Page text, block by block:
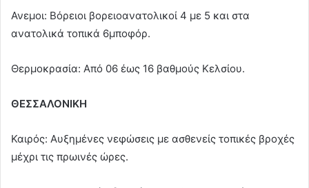
Ανεμοι: Βόρειοι βορειοανατολικοί 4 με 5 και στα
ανατολικά τοπικά 6μποφόρ.
Θερμοκρασία: Από 06 έως 16 βαθμούς Κελσίου.
ΘΕΣΣΑΛΟΝΙΚΗ
Καιρός: Αυξημένες νεφώσεις με ασθενείς τοπικές βροχές
μέχρι τις πρωινές ώρες.